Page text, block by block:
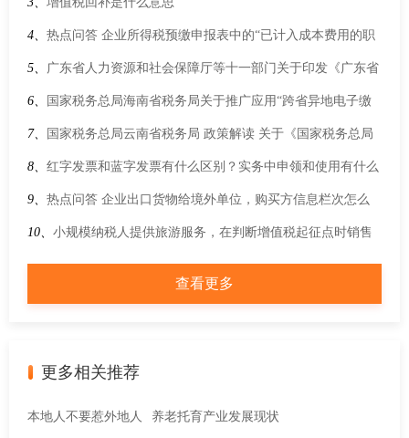
加计扣除吗？
4、 热点问答 企业所得税预缴申报表中的“已计入成本费用的职
工薪酬”和“实际支付给职工的应付职工薪酬”该怎么填写？
5、 广东省人力资源和社会保障厅等十一部门关于印发《广东省
工程建设项目参加工伤保险办法》的通知
6、 国家税务总局海南省税务局关于推广应用“跨省异地电子缴
税费”业务的通告(国家税务总局海南省税务局通告2022年第3号)
7、 国家税务总局云南省税务局 政策解读 关于《国家税务总局
云南省税务局 云南省财政厅 云南省人力资源和社会保障厅 中
国人民银行昆明中心支行 云南省医疗保障局关于优化调整社会
保险费申报缴纳流程的公告》的解读
8、 红字发票和蓝字发票有什么区别？实务中申领和使用有什么
差别？
9、 热点问答 企业出口货物给境外单位，购买方信息栏次怎么
填写？
10、 小规模纳税人提供旅游服务，在判断增值税起征点时销售
额如何确定？
查看更多
更多相关推荐
本地人不要惹外地人 养老托育产业发展现状